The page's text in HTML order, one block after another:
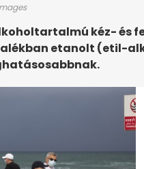
kéz- és
etanolt (etil-